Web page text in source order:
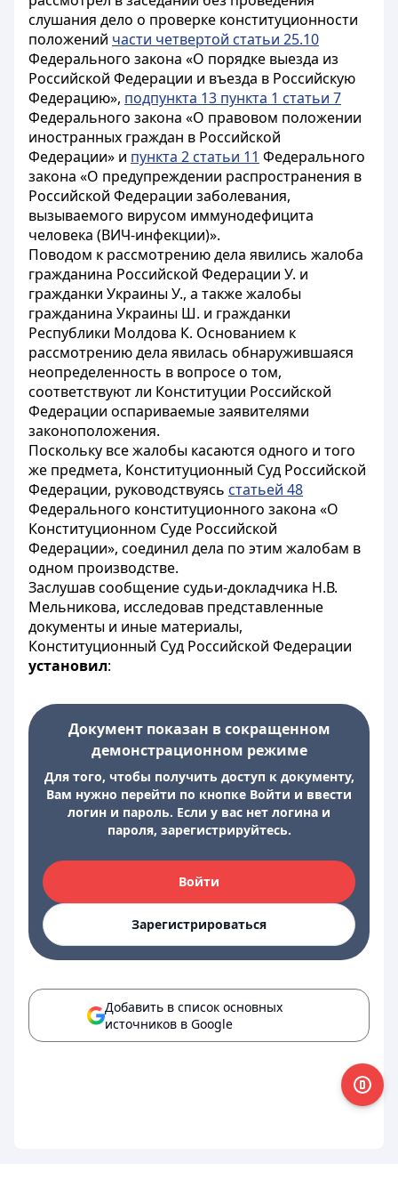
слушания дело о проверке конституционности
положений части четвертой статьи 25.10
Федерального закона «О порядке выезда из
Российской Федерации и въезда в Российскую
Федерацию», подпункта 13 пункта 1 статьи 7
Федерального закона «О правовом положении
иностранных граждан в Российской
Федерации» и пункта 2 статьи 11 Федерального
закона «О предупреждении распространения в
Российской Федерации заболевания,
вызываемого вирусом иммунодефицита
человека (ВИЧ-инфекции)».
Поводом к рассмотрению дела явились жалоба
гражданина Российской Федерации У. и
гражданки Украины У., а также жалобы
гражданина Украины Ш. и гражданки
Республики Молдова К. Основанием к
рассмотрению дела явилась обнаружившаяся
неопределенность в вопросе о том,
соответствуют ли Конституции Российской
Федерации оспариваемые заявителями
законоположения.
Поскольку все жалобы касаются одного и того
же предмета, Конституционный Суд Российской
Федерации, руководствуясь статьей 48
Федерального конституционного закона «О
Конституционном Суде Российской
Федерации», соединил дела по этим жалобам в
одном производстве.
Заслушав сообщение судьи-докладчика Н.В.
Мельникова, исследовав представленные
документы и иные материалы,
Конституционный Суд Российской Федерации
установил:
Документ показан в сокращенном
демонстрационном режиме
Для того, чтобы получить доступ к документу,
Вам нужно перейти по кнопке Войти и ввести
логин и пароль. Если у вас нет логина и
пароля, зарегистрируйтесь.
Войти
Зарегистрироваться
Добавить в список основных
источников в Google